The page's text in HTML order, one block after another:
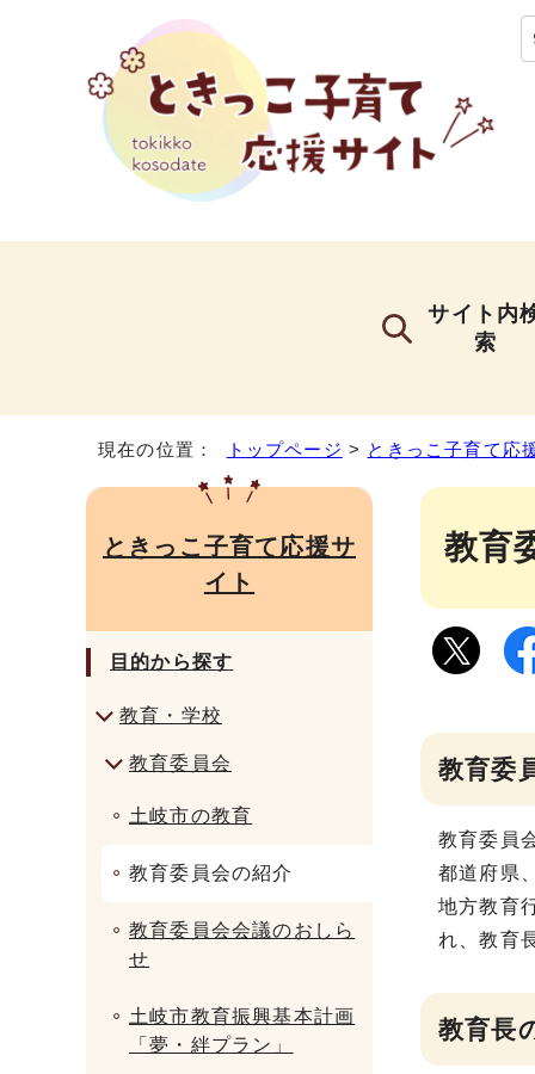
サイト内
索
現在の位置： トップページ > ときっこ子育て応
教育
教育委
教育委員
都道府県
地方教育
れ、教育
教育長
ときっこ子育て応援サ
イト
目的から探す
教育・学校
教育委員会
土岐市の教育
教育委員会の紹介
教育委員会会議のおしら
せ
土岐市教育振興基本計画
「夢・絆プラン」